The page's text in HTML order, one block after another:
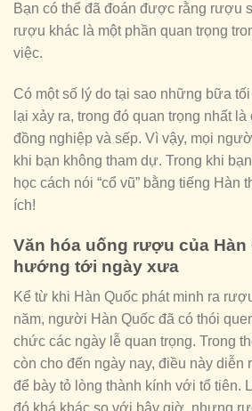
Bạn có thể đã đoán được rằng rượu
rượu khác là một phần quan trọng
việc.
Có một số lý do tại sao những bữa
lại xảy ra, trong đó quan trọng nhất
đồng nghiệp và sếp. Vì vậy, mọi
khi bạn không tham dự. Trong khi
học cách nói “cổ vũ” bằng tiếng Hàn
ích!
Văn hóa uống rượu của Hàn
hướng tới ngày xưa
Kể từ khi Hàn Quốc phát minh ra
năm, người Hàn Quốc đã có thói
chức các ngày lễ quan trọng. Trong
còn cho đến ngày nay, điều này diễn
để bày tỏ lòng thành kính với tổ tiên.